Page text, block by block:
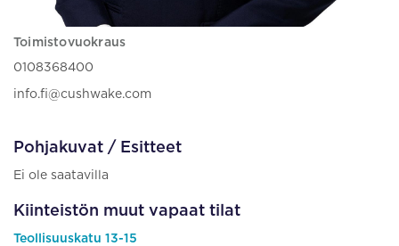
Toimistovuokraus
0108368400
info.fi@cushwake.com
Pohjakuvat / Esitteet
Ei ole saatavilla
Kiinteistön muut vapaat tilat
Teollisuuskatu 13-15